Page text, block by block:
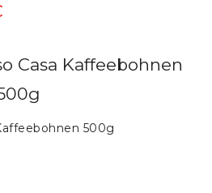
bis
102,48 €
500g